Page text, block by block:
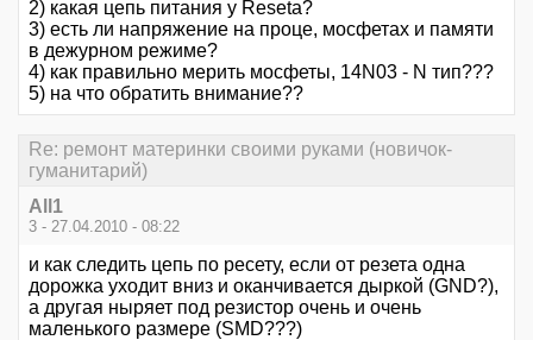
2) какая цепь питания у Reseta?
3) есть ли напряжение на проце, мосфетах и памяти
в дежурном режимe?
4) как правильно мерить мосфеты, 14N03 - N тип???
5) на что обратить внимание??
Re: ремонт материнки своими руками (новичок-
гуманитарий)
All1
3 - 27.04.2010 - 08:22
и как следить цепь по ресету, если от резета одна
дорожка уходит вниз и оканчивается дыркой (GND?),
а другая ныряет под резистор очень и очень
маленького размере (SMD???)